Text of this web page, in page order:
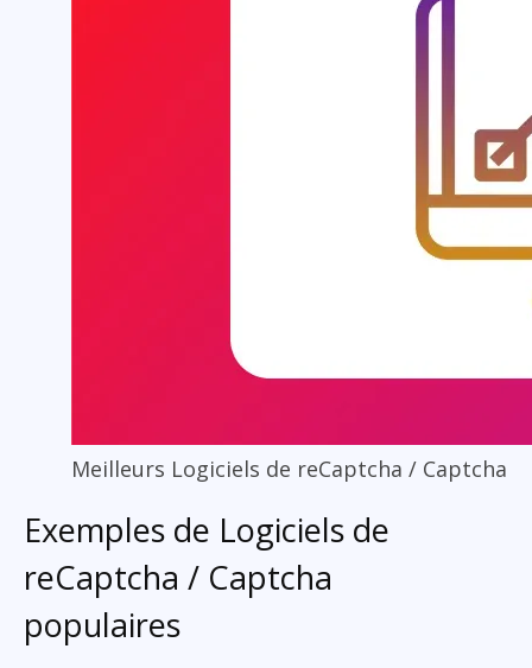
Meilleurs Logiciels de reCaptcha / Captcha
Exemples de Logiciels de
reCaptcha / Captcha
populaires